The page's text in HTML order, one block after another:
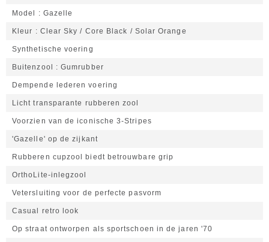
Model Gazelle
Kleur Clear Sky / Core Black / Solar Orange
Synthetische voering
Buitenzool Gumrubber
Dempende lederen voering
Licht transparante rubberen zool
Voorzien van de iconische 3-Stripes
'Gazelle' op de zijkant
Rubberen cupzool biedt betrouwbare grip
OrthoLite-inlegzool
Vetersluiting voor de perfecte pasvorm
Casual retro look
Op straat ontworpen als sportschoen in de jaren '70